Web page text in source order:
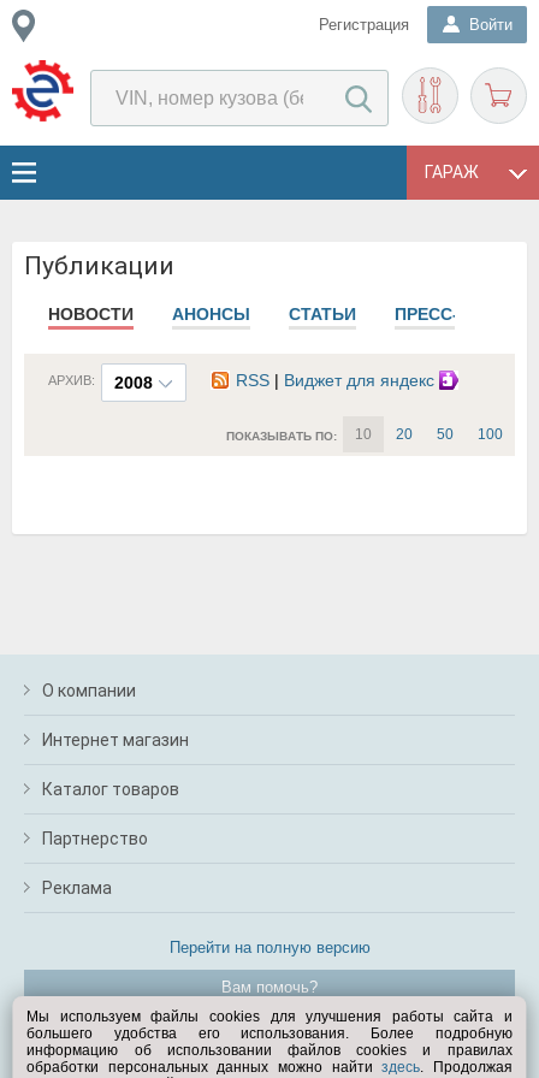
Регистрация Войти
ГАРАЖ
Публикации
НОВОСТИ АНОНСЫ СТАТЬИ ПРЕСС-РЕЛИЗЫ
2008
АРХИВ: RSS | Виджет для яндекс
ПОКАЗЫВАТЬ ПО: 10 20 50 100
О компании
Интернет магазин
Каталог товаров
Партнерство
Реклама
Перейти на полную версию
Вам помочь?
© Exist.ru 1998—2026
Мы используем файлы cookies для улучшения работы сайта и
большего удобства его использования. Более подробную
информацию об использовании файлов cookies и правилах
обработки персональных данных можно найтиздесь. Продолжая